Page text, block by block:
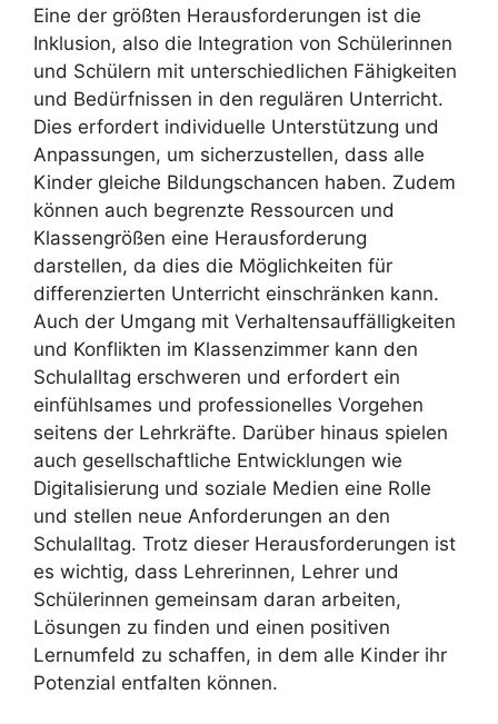
Eine der größten Herausforderungen ist die
Inklusion, also die Integration von Schülerinnen
und Schülern mit unterschiedlichen Fähigkeiten
und Bedürfnissen in den regulären Unterricht.
Dies erfordert individuelle Unterstützung und
Anpassungen, um sicherzustellen, dass alle
Kinder gleiche Bildungschancen haben. Zudem
können auch begrenzte Ressourcen und
Klassengrößen eine Herausforderung
darstellen, da dies die Möglichkeiten für
differenzierten Unterricht einschränken kann.
Auch der Umgang mit Verhaltensauffälligkeiten
und Konflikten im Klassenzimmer kann den
Schulalltag erschweren und erfordert ein
einfühlsames und professionelles Vorgehen
seitens der Lehrkräfte. Darüber hinaus spielen
auch gesellschaftliche Entwicklungen wie
Digitalisierung und soziale Medien eine Rolle
und stellen neue Anforderungen an den
Schulalltag. Trotz dieser Herausforderungen ist
es wichtig, dass Lehrerinnen, Lehrer und
Schülerinnen gemeinsam daran arbeiten,
Lösungen zu finden und einen positiven
Lernumfeld zu schaffen, in dem alle Kinder ihr
Potenzial entfalten können.